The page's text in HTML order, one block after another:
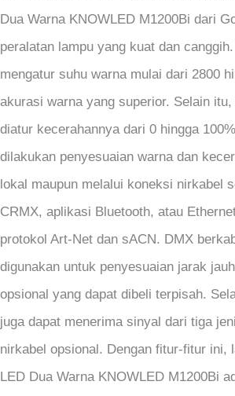
Dua Warna KNOWLED M1200Bi dari
peralatan lampu yang kuat dan
mengatur suhu warna mulai dari 2800
akurasi warna yang superior. Selain
diatur kecerahannya dari 0 hingga
dilakukan penyesuaian warna dan
lokal maupun melalui koneksi nirkabel
CRMX, aplikasi Bluetooth, atau
protokol Art-Net dan sACN. DMX
digunakan untuk penyesuaian jarak
opsional yang dapat dibeli terpisah.
juga dapat menerima sinyal dari tiga
nirkabel opsional. Dengan fitur-fitur ini,
LED Dua Warna KNOWLED M1200Bi